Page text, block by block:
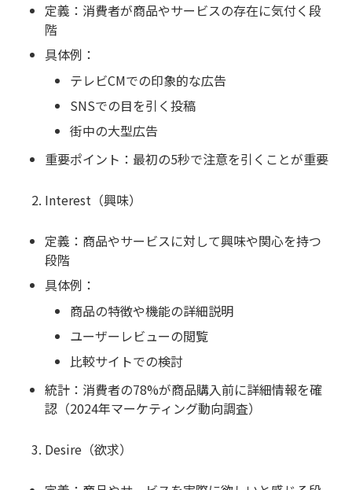
定義：消費者が商品やサービスの存在に気付く段
階
具体例：
テレビCMでの印象的な広告
SNSでの目を引く投稿
街中の大型広告
重要ポイント：最初の5秒で注意を引くことが重要
Interest（興味）
定義：商品やサービスに対して興味や関心を持つ
段階
具体例：
商品の特徴や機能の詳細説明
ユーザーレビューの閲覧
比較サイトでの検討
統計：消費者の78%が商品購入前に詳細情報を確
認（2024年マーケティング動向調査）
Desire（欲求）